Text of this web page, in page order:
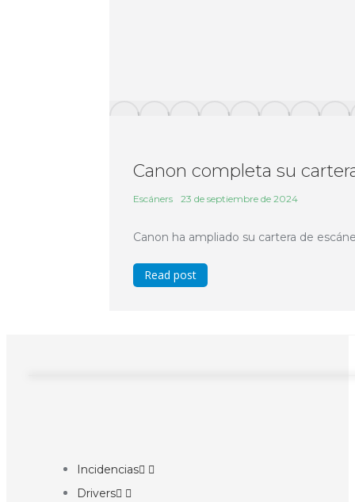
Canon completa su
Escáners 23 de septiembre de 2024
Canon ha ampliado su cartera de
Read post
Incidencias
Drivers